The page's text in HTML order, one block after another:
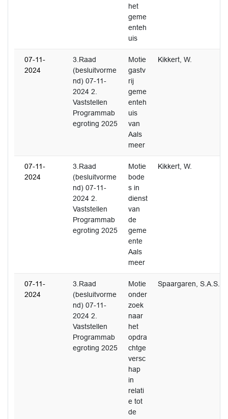
het
geme
enteh
uis
07-11-
2024
3.Raad
(besluitvorme
nd) 07-11-
2024 2.
Vaststellen
Programmab
egroting 2025
Motie
gastv
rij
geme
enteh
uis
van
Aals
meer
Kikkert, W.
07-11-
2024
3.Raad
(besluitvorme
nd) 07-11-
2024 2.
Vaststellen
Programmab
egroting 2025
Motie
bode
s in
dienst
van
de
geme
ente
Aals
meer
Kikkert, W.
07-11-
2024
3.Raad
(besluitvorme
nd) 07-11-
2024 2.
Vaststellen
Programmab
egroting 2025
Motie
onder
zoek
naar
het
opdra
chtge
versc
hap
in
relati
e tot
de
Spaargaren, S.A.S.